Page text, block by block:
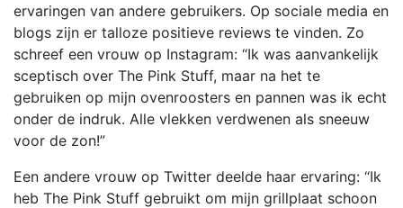
ervaringen van andere gebruikers. Op sociale media en
blogs zijn er talloze positieve reviews te vinden. Zo
schreef een vrouw op Instagram: “Ik was aanvankelijk
sceptisch over The Pink Stuff, maar na het te
gebruiken op mijn ovenroosters en pannen was ik echt
onder de indruk. Alle vlekken verdwenen als sneeuw
voor de zon!”
Een andere vrouw op Twitter deelde haar ervaring: “Ik
heb The Pink Stuff gebruikt om mijn grillplaat schoon